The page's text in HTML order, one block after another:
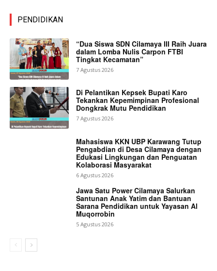
PENDIDIKAN
“Dua Siswa SDN Cilamaya III Raih Juara
dalam Lomba Nulis Carpon FTBI
Tingkat Kecamatan”
7 Agustus 2026
Di Pelantikan Kepsek Bupati Karo
Tekankan Kepemimpinan Profesional
Dongkrak Mutu Pendidikan
7 Agustus 2026
Mahasiswa KKN UBP Karawang Tutup
Pengabdian di Desa Cilamaya dengan
Edukasi Lingkungan dan Penguatan
Kolaborasi Masyarakat
6 Agustus 2026
Jawa Satu Power Cilamaya Salurkan
Santunan Anak Yatim dan Bantuan
Sarana Pendidikan untuk Yayasan Al
Muqorrobin
5 Agustus 2026